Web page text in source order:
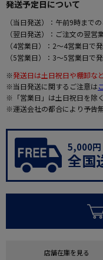
発送予定日について
（当日発送）：午前9時まで
（翌日発送）：ご注文の翌営
（4営業日）：2～4営業日で
（5営業日）：3～5営業日で
※発送日は土日祝日や棚卸な
※当日発送に関するご注意は
※「営業日」は土日祝日を除
※運送会社の都合により予告
5,000円
全国
店舗在庫を見る